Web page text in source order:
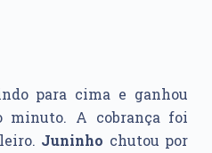
para cima e ganhou
minuto. A cobrança foi
Juninho chutou por